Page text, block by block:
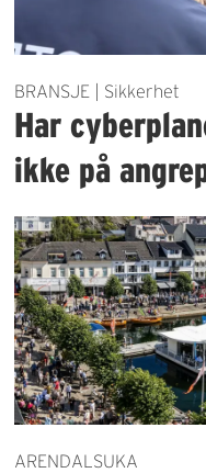
BRANSJE | Sikkerhet
Har
ikke på
ARENDALSUKA